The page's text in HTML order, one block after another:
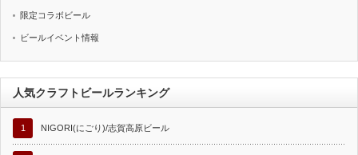
限定コラボビール
ビールイベント情報
人気クラフトビールランキング
1 NIGORI(にごり)/志賀高原ビール